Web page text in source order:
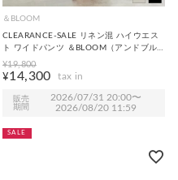
＆BLOOM
CLEARANCE-SALE リネン混 ハイウエス
ト ワイドパンツ ＆BLOOM（アンドブル
ーム） 全2色｜abl721-0022【1】
¥19,800
¥14,300
販売
期間
2026/07/31 20:00〜
2026/08/20 11:59
SALE